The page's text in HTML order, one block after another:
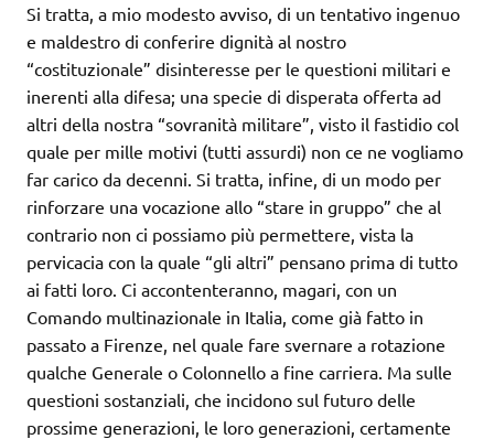
Si tratta, a mio modesto avviso, di un tentativo ingenuo
e maldestro di conferire dignità al nostro
“costituzionale” disinteresse per le questioni militari e
inerenti alla difesa; una specie di disperata offerta ad
altri della nostra “sovranità militare”, visto il fastidio col
quale per mille motivi (tutti assurdi) non ce ne vogliamo
far carico da decenni. Si tratta, infine, di un modo per
rinforzare una vocazione allo “stare in gruppo” che al
contrario non ci possiamo più permettere, vista la
pervicacia con la quale “gli altri” pensano prima di tutto
ai fatti loro. Ci accontenteranno, magari, con un
Comando multinazionale in Italia, come già fatto in
passato a Firenze, nel quale fare svernare a rotazione
qualche Generale o Colonnello a fine carriera. Ma sulle
questioni sostanziali, che incidono sul futuro delle
prossime generazioni, le loro generazioni, certamente